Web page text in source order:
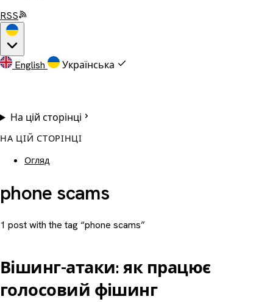
RSS
English Українська
На цій сторінці
НА ЦІЙ СТОРІНЦІ
Огляд
phone scams
1 post with the tag “phone scams”
Вішинг-атаки: як працює
голосовий фішинг